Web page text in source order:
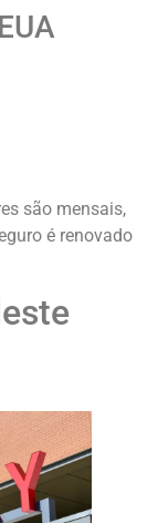
são mensais,
é renovado